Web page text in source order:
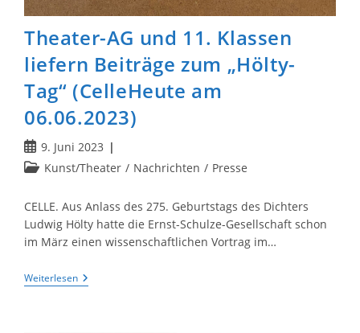
Theater-AG und 11. Klassen
liefern Beiträge zum „Hölty-
Tag“ (CelleHeute am
06.06.2023)
Beitrag
veröffentlicht:
9. Juni 2023
Beitrags-
Kunst/Theater / Nachrichten / Presse
CELLE. Aus Anlass des 275. Geburtstags des Dichters
Ludwig Hölty hatte die Ernst-Schulze-Gesellschaft schon
im März einen wissenschaftlichen Vortrag im…
WeiterlesenTheater-
AG